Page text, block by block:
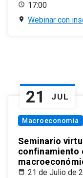
17:00
Webinar con
21 JUL
Macroeconomía
Seminario
confinamiento
21 de Julio de